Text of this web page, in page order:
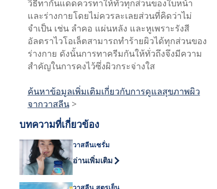
วิธีทากันแดดควรทาให้ทั่วทุกส่วนของใบหน้า
และร่างกายโดยไม่ควรละเลยส่วนที่คิดว่าไม่
จำเป็น เช่น ลำคอ แผ่นหลัง และหูเพราะรังสี
อัลตราไวโอเล็ตสามารถทำร้ายผิวได้ทุกส่วนของ
ร่างกาย ดังนั้นการทาครีมกันให้ทั่วถึงจึงมีความ
สำคัญในการคงไว้ซึ่งผิวกระจ่างใส
ค้นหาข้อมูลเพิ่มเติมเกี่ยวกับการดูแลสุขภาพผิว
จากวาสลีน>
บทความที่เกี่ยวข้อง
วาสลีนเซรั่ม
Discover more about วาสลีนเซรั่ม
อ่านเพิ่มเติม